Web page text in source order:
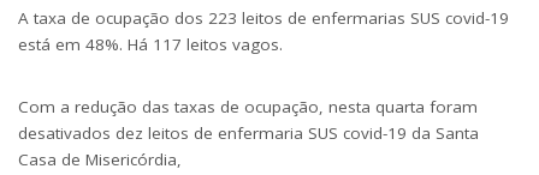
A taxa de ocupação dos 223 leitos de enfermarias SUS covid-19
está em 48%. Há 117 leitos vagos.
Com a redução das taxas de ocupação, nesta quarta foram
desativados dez leitos de enfermaria SUS covid-19 da Santa
Casa de Misericórdia,